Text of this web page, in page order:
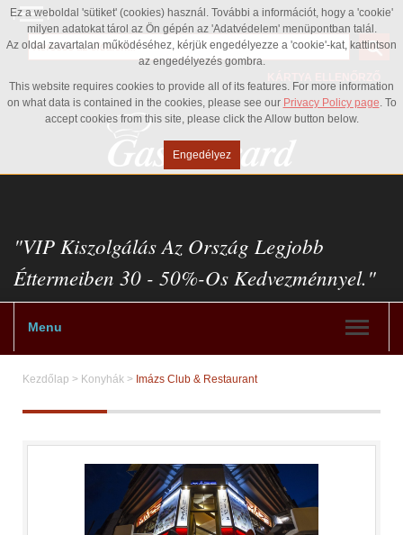
Ez a weboldal 'sütiket' (cookies) használ. További a információt, hogy a 'cookie'
milyen adatokat tárol az Ön gépén az 'Adatvédelem' menüpontban talál.
Az oldal zavartalan működéséhez, kérjük engedélyezze a 'cookie'-kat, kattintson
az engedélyezés gombra.
This website requires cookies to provide all of its features. For more information
on what data is contained in the cookies, please see our Privacy Policy page. To
accept cookies from this site, please click the Allow button below.
Engedélyez
"VIP Kiszolgálás Az Ország Legjobb
Éttermeiben 30 - 50%-Os Kedvezménnyel."
Menu
Kezdőlap > Konyhák > Imázs Club & Restaurant